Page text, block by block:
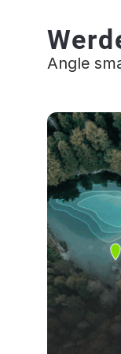
Angle